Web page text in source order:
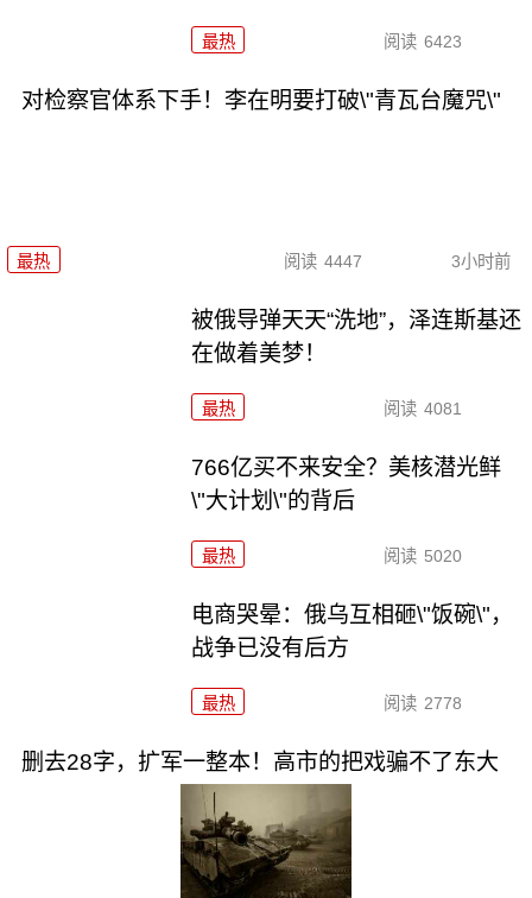
最热 阅读 6423
对检察官体系下手！李在明要打破\"青瓦台魔咒\"
最热 阅读 4447 3小时前
被俄导弹天天“洗地”，泽连斯基还
在做着美梦！
最热 阅读 4081
766亿买不来安全？美核潜光鲜
\"大计划\"的背后
最热 阅读 5020
电商哭晕：俄乌互相砸\"饭碗\"，
战争已没有后方
最热 阅读 2778
删去28字，扩军一整本！高市的把戏骗不了东大